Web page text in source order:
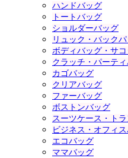
ハンドバッグ
トートバッグ
ショルダーバッグ
リュック・バックパ
ボディバッグ・サコ
クラッチ・パーテ
カゴバッグ
クリアバッグ
ファーバッグ
ボストンバッグ
スーツケース・トラ
ビジネス・オフィ
エコバッグ
ママバッグ